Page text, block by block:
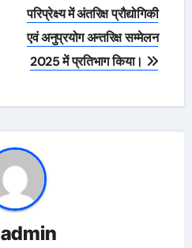
परिप्रेक्ष्य में अंतरिक्ष प्रौद्योगिकी
एवं अनुप्रयोग अन्तरिक्ष सम्मेलन
2025 में प्रतिभाग किया।
admin